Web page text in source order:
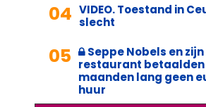
04 VIDEO. Toestand in
slecht
05
Seppe Nobels en
restaurant betaalden
maanden lang geen
huur